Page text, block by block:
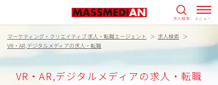
求人検索 メニュー
マーケティング・クリエイティブ 求人・転職エージェント
求人検索
VR・AR,デジタルメディアの求人・転職
VR・AR,デジタルメディアの求人・転職